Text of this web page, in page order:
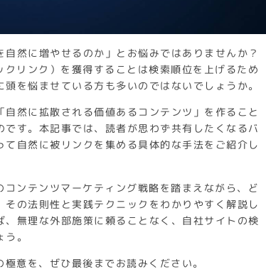
然に増やせるのか」とお悩みではありませんか？
リンク）を獲得することは検索順位を上げるため
を悩ませている方も多いのではないでしょうか。
然に拡散される価値あるコンテンツ」を作ること
す。本記事では、読者が思わず共有したくなるバ
自然に被リンクを集める具体的な手法をご紹介し
ンテンツマーケティング戦略を踏まえながら、ど
の法則性と実践テクニックをわかりやすく解説し
無理な外部施策に頼ることなく、自社サイトの検
。
意を、ぜひ最後までお読みください。